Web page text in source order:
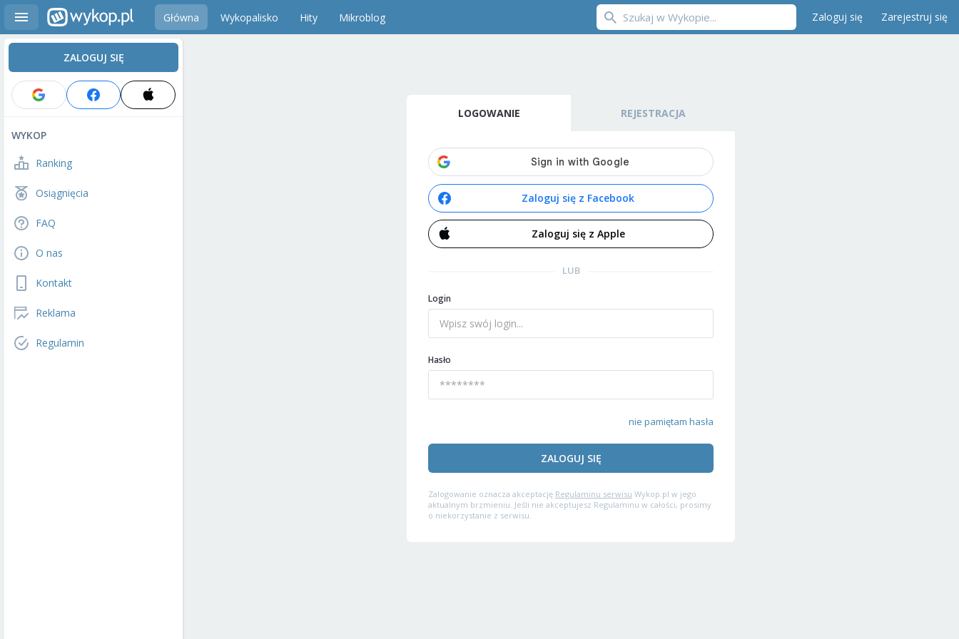
Główna Wykopalisko Hity Mikroblog Zaloguj się Zarejestruj się
ZALOGUJ SIĘ
WYKOP
Ranking
Osiągnięcia
FAQ
O nas
Kontakt
Reklama
Regulamin
LOGOWANIE REJESTRACJA
Zaloguj się z Facebook
Zaloguj się z Apple
LUB
Login
Hasło
nie pamiętam hasła
ZALOGUJ SIĘ
Zalogowanie oznacza akceptację Regulaminu serwisu Wykop.pl w jego
aktualnym brzmieniu. Jeśli nie akceptujesz Regulaminu w całości, prosimy
o niekorzystanie z serwisu.